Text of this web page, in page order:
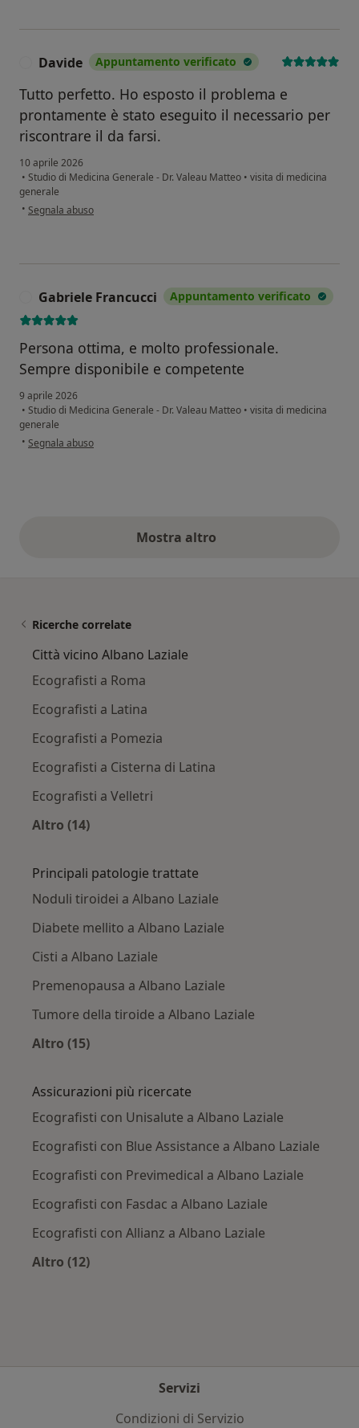
Davide Appuntamento verificato
Tutto perfetto. Ho esposto il problema e
prontamente è stato eseguito il necessario per
riscontrare il da farsi.
10 aprile 2026
• Studio di Medicina Generale - Dr. Valeau Matteo • visita di medicina
generale
• secondo l'opinione dell'utente Davide
Segnala abuso
Gabriele Francucci Appuntamento verificato
Persona ottima, e molto professionale.
Sempre disponibile e competente
9 aprile 2026
• Studio di Medicina Generale - Dr. Valeau Matteo • visita di medicina
generale
• secondo l'opinione dell'utente Gabriele Francucci
Segnala abuso
Mostra altroopinioni di cui sopra
Ricerche correlate
Città vicino Albano Laziale
Ecografisti a Roma
Ecografisti a Latina
Ecografisti a Pomezia
Ecografisti a Cisterna di Latina
Ecografisti a Velletri
Altro (14)
Principali patologie trattate
Noduli tiroidei a Albano Laziale
Diabete mellito a Albano Laziale
Cisti a Albano Laziale
Premenopausa a Albano Laziale
Tumore della tiroide a Albano Laziale
Altro (15)
Assicurazioni più ricercate
Ecografisti con Unisalute a Albano Laziale
Ecografisti con Blue Assistance a Albano Laziale
Ecografisti con Previmedical a Albano Laziale
Ecografisti con Fasdac a Albano Laziale
Ecografisti con Allianz a Albano Laziale
Altro (12)
Servizi
Condizioni di Servizio